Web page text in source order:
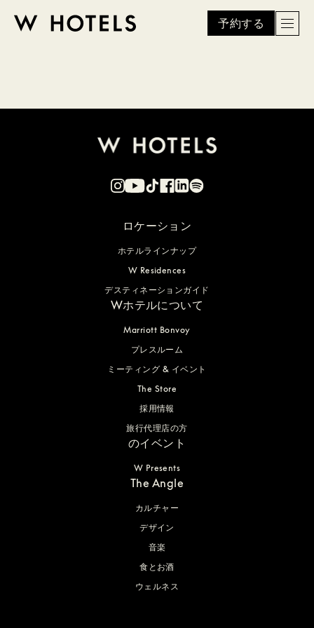
予約する
ロケーション
ホテルラインナップ
W Residences
デスティネーションガイド
Wホテルについて
Marriott Bonvoy
プレスルーム
ミーティング & イベント
The Store
採用情報
旅行代理店の方
のイベント
W Presents
The Angle
カルチャー
デザイン
音楽
食とお酒
ウェルネス